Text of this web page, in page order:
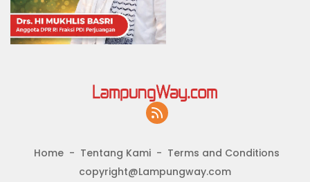
Home Tentang Kami
Terms and Conditions
copyright@Lampungway.com